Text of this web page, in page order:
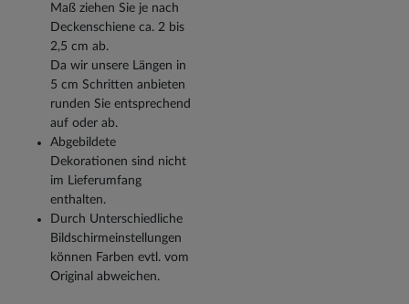
Maß ziehen Sie je nach
Deckenschiene ca. 2 bis
2,5 cm ab.
Da wir unsere Längen in
5 cm Schritten anbieten
runden Sie entsprechend
auf oder ab.
Abgebildete
Dekorationen sind nicht
im Lieferumfang
enthalten.
Durch Unterschiedliche
Bildschirmeinstellungen
können Farben evtl. vom
Original abweichen.